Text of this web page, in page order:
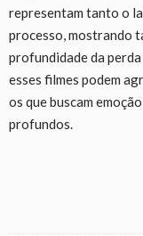
representam tanto o
processo, mostrando
profundidade da
esses filmes podem
os que buscam
profundos.